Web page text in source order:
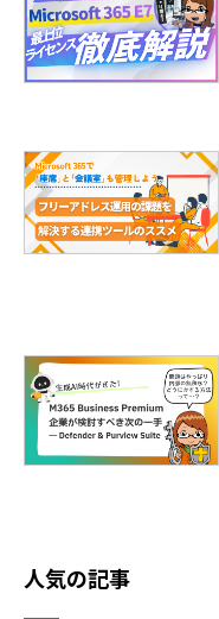
人気の記事